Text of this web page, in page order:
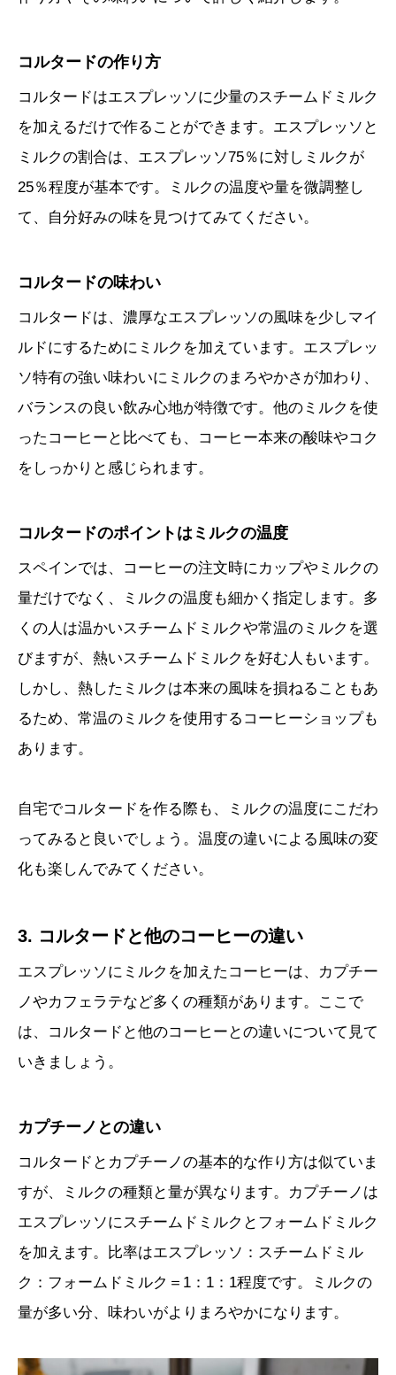
コルタードの作り方
コルタードはエスプレッソに少量のスチームドミルク
を加えるだけで作ることができます。エスプレッソと
ミルクの割合は、エスプレッソ75％に対しミルクが
25％程度が基本です。ミルクの温度や量を微調整し
て、自分好みの味を見つけてみてください。
コルタードの味わい
コルタードは、濃厚なエスプレッソの風味を少しマイ
ルドにするためにミルクを加えています。エスプレッ
ソ特有の強い味わいにミルクのまろやかさが加わり、
バランスの良い飲み心地が特徴です。他のミルクを使
ったコーヒーと比べても、コーヒー本来の酸味やコク
をしっかりと感じられます。
コルタードのポイントはミルクの温度
スペインでは、コーヒーの注文時にカップやミルクの
量だけでなく、ミルクの温度も細かく指定します。多
くの人は温かいスチームドミルクや常温のミルクを選
びますが、熱いスチームドミルクを好む人もいます。
しかし、熱したミルクは本来の風味を損ねることもあ
るため、常温のミルクを使用するコーヒーショップも
あります。
自宅でコルタードを作る際も、ミルクの温度にこだわ
ってみると良いでしょう。温度の違いによる風味の変
化も楽しんでみてください。
3. コルタードと他のコーヒーの違い
エスプレッソにミルクを加えたコーヒーは、カプチー
ノやカフェラテなど多くの種類があります。ここで
は、コルタードと他のコーヒーとの違いについて見て
いきましょう。
カプチーノとの違い
コルタードとカプチーノの基本的な作り方は似ていま
すが、ミルクの種類と量が異なります。カプチーノは
エスプレッソにスチームドミルクとフォームドミルク
を加えます。比率はエスプレッソ：スチームドミル
ク：フォームドミルク＝1：1：1程度です。ミルクの
量が多い分、味わいがよりまろやかになります。